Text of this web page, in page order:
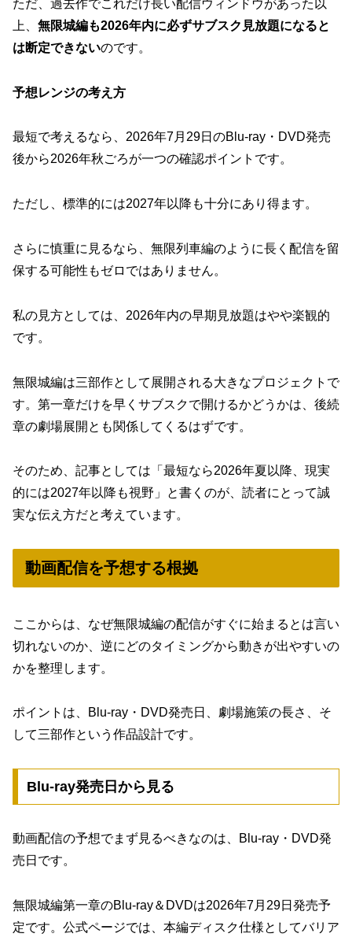
ただ、過去作でこれだけ長い配信ウィンドウがあった以
上、 無限城編も2026年内に必ずサブスク見放題になると
は断定できないのです。
予想レンジの考え方
最短で考えるなら、2026年7月29日のBlu-ray・DVD発売
後から2026年秋ごろが一つの確認ポイントです。
ただし、標準的には2027年以降も十分にあり得ます。
さらに慎重に見るなら、無限列車編のように長く配信を留
保する可能性もゼロではありません。
私の見方としては、 2026年内の早期見放題はやや楽観的
です。
無限城編は三部作として展開される大きなプロジェクトで
す。第一章だけを早くサブスクで開けるかどうかは、後続
章の劇場展開とも関係してくるはずです。
そのため、記事としては「最短なら2026年夏以降、現実
的には2027年以降も視野」と書くのが、読者にとって誠
実な伝え方だと考えています。
動画配信を予想する根拠
ここからは、なぜ無限城編の配信がすぐに始まるとは言い
切れないのか、逆にどのタイミングから動きが出やすいの
かを整理します。
ポイントは、Blu-ray・DVD発売日、劇場施策の長さ、そ
して三部作という作品設計です。
Blu-ray発売日から見る
動画配信の予想でまず見るべきなのは、Blu-ray・DVD発
売日です。
無限城編第一章のBlu-ray＆DVDは2026年7月29日発売予
定です。公式ページでは、本編ディスク仕様としてバリア